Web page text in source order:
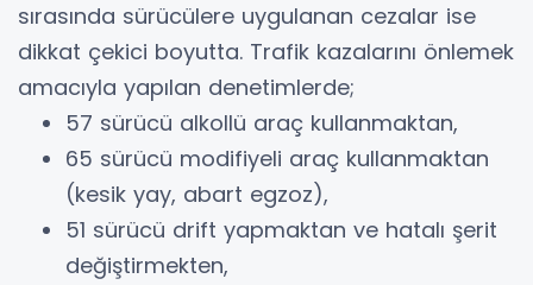
sırasında sürücülere uygulanan cezalar ise
dikkat çekici boyutta. Trafik kazalarını önlemek
amacıyla yapılan denetimlerde;
57 sürücü alkollü araç kullanmaktan,
65 sürücü modifiyeli araç kullanmaktan
(kesik yay, abart egzoz),
51 sürücü drift yapmaktan ve hatalı şerit
değiştirmekten,